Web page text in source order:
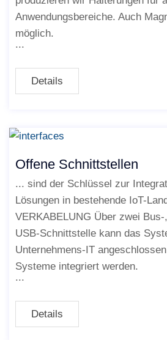
Anwendungsbereiche. Auch
möglich.
Details
Offene Schnittstellen
... sind der Schlüssel zur
Lösungen in bestehende IoT-
VERKABELUNG Über zwei
USB-Schnittstelle kann das
Unternehmens-IT
Systeme integriert werden.
Details